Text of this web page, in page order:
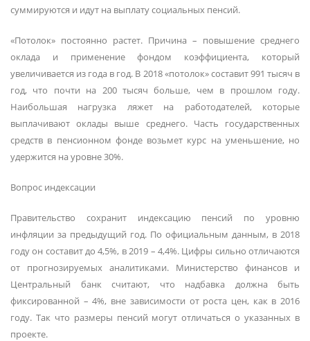
суммируются и идут на выплату социальных пенсий.
«Потолок» постоянно растет. Причина – повышение среднего
оклада и применение фондом коэффициента, который
увеличивается из года в год. В 2018 «потолок» составит 991 тысяч в
год, что почти на 200 тысяч больше, чем в прошлом году.
Наибольшая нагрузка ляжет на работодателей, которые
выплачивают оклады выше среднего. Часть государственных
средств в пенсионном фонде возьмет курс на уменьшение, но
удержится на уровне 30%.
Вопрос индексации
Правительство сохранит индексацию пенсий по уровню
инфляции за предыдущий год. По официальным данным, в 2018
году он составит до 4,5%, в 2019 – 4,4%. Цифры сильно отличаются
от прогнозируемых аналитиками. Министерство финансов и
Центральный банк считают, что надбавка должна быть
фиксированной – 4%, вне зависимости от роста цен, как в 2016
году. Так что размеры пенсий могут отличаться о указанных в
проекте.